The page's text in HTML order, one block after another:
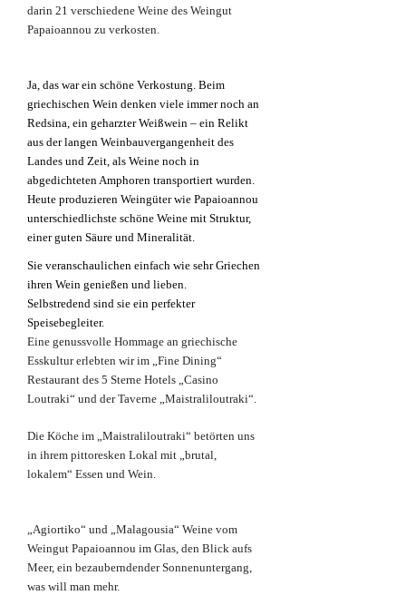
darin 21 verschiedene Weine des Weingut
Papaioannou zu verkosten.
Ja, das war ein schöne Verkostung. Beim
griechischen Wein denken viele immer noch an
Redsina, ein geharzterWeißwein – ein Relikt
aus der langen Weinbauvergangenheit des
Landes und Zeit, als Weine noch in
abgedichteten Amphoren transportiert wurden.
Heute produzieren Weingüter wie Papaioannou
unterschiedlichste schöne Weine mit Struktur,
einer guten Säure und Mineralität.
Sie veranschaulichen einfach wie sehr Griechen
ihren Wein genießen und lieben.
Selbstredend sind sie ein perfekter
Speisebegleiter.
Eine genussvolle Hommage an griechische
Esskultur erlebten wir im „Fine Dining“
Restaurant des 5 Sterne Hotels „Casino
Loutraki“ und der Taverne „Maistraliloutraki“.
Die Köche im „Maistraliloutraki“ betörten uns
in ihrem pittoresken Lokal mit „brutal,
lokalem“ Essen und Wein.
„Agiortiko“ und „Malagousia“ Weine vom
Weingut Papaioannou im Glas, den Blick aufs
Meer, ein bezauberndender Sonnenuntergang,
was will man mehr.